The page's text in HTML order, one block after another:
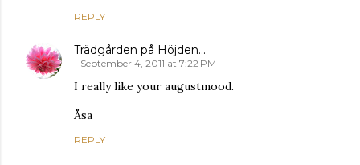
REPLY
Trädgården på Höjden...
September 4, 2011 at 7:22 PM
I really like your augustmood.
Åsa
REPLY